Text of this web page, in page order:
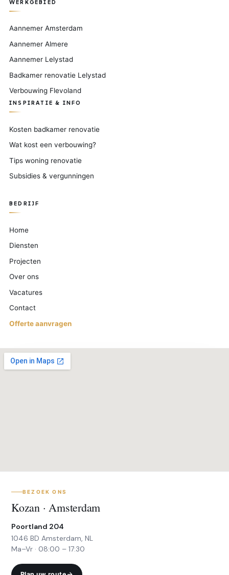
WERKGEBIED
Aannemer Amsterdam
Aannemer Almere
Aannemer Lelystad
Badkamer renovatie Lelystad
Verbouwing Flevoland
INSPIRATIE & INFO
Kosten badkamer renovatie
Wat kost een verbouwing?
Tips woning renovatie
Subsidies & vergunningen
BEDRIJF
Home
Diensten
Projecten
Over ons
Vacatures
Contact
Offerte aanvragen
BEZOEK ONS
Kozan · Amsterdam
Poortland 204
1046 BD Amsterdam, NL
Ma–Vr · 08:00 – 17:30